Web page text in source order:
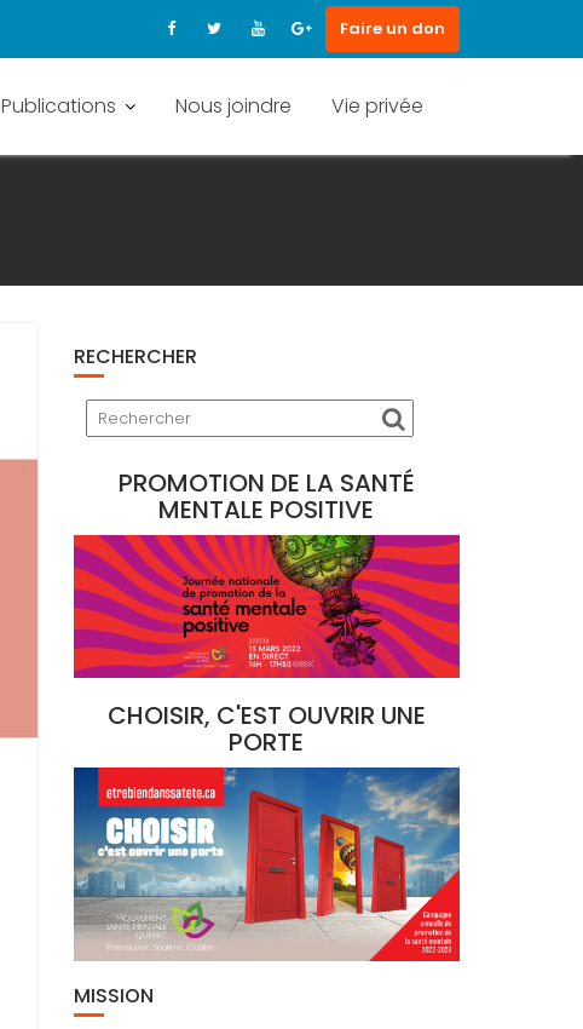
Faire un don
Publications Nous joindre Vie privée
RECHERCHER
PROMOTION DE LA SANTÉ
MENTALE POSITIVE
CHOISIR, C'EST OUVRIR UNE
PORTE
MISSION